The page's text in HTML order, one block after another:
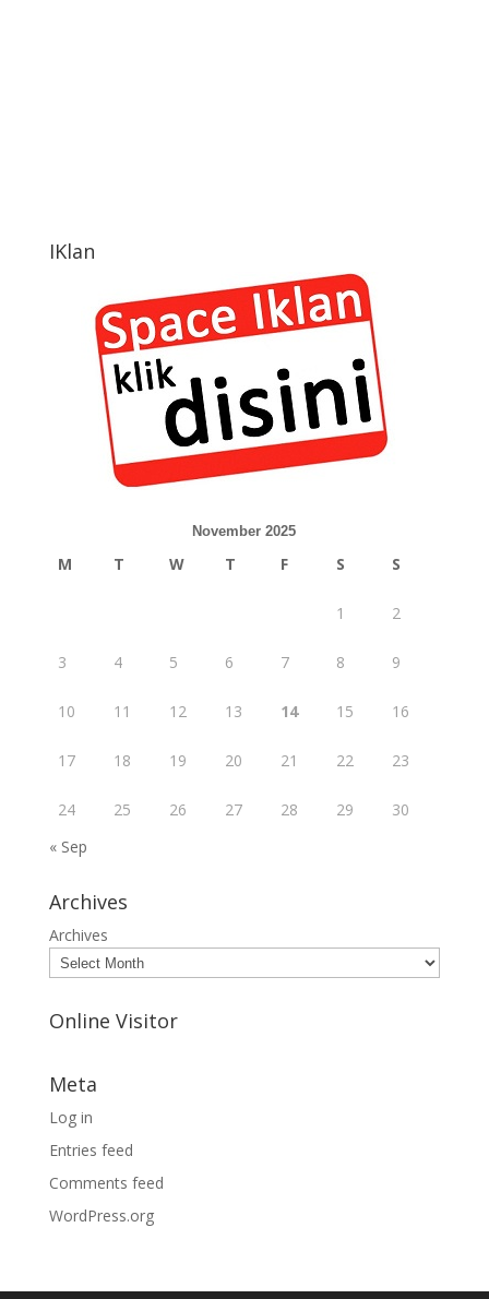
IKlan
November 2025
M T W T F S S
1 2
3 4 5 6 7 8 9
10 11 12 13 14 15 16
17 18 19 20 21 22 23
24 25 26 27 28 29
30
« Sep
Archives
Archives
Online Visitor
Meta
Log in
Entries feed
Comments feed
WordPress.org